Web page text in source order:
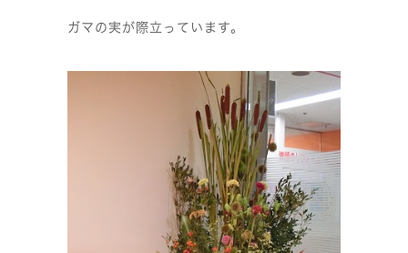
ガマの実が際立っています。